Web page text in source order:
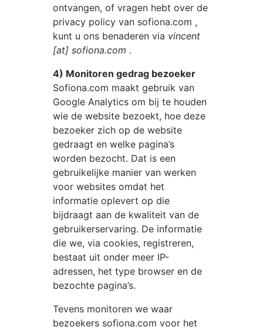
ontvangen, of vragen hebt over de
privacy policy van sofiona.com ,
kunt u ons benaderen via vincent
[at] sofiona.com .
4) Monitoren gedrag bezoeker
Sofiona.com maakt gebruik van
Google Analytics om bij te houden
wie de website bezoekt, hoe deze
bezoeker zich op de website
gedraagt en welke pagina’s
worden bezocht. Dat is een
gebruikelijke manier van werken
voor websites omdat het
informatie oplevert op die
bijdraagt aan de kwaliteit van de
gebruikerservaring. De informatie
die we, via cookies, registreren,
bestaat uit onder meer IP-
adressen, het type browser en de
bezochte pagina’s.
Tevens monitoren we waar
bezoekers sofiona.com voor het